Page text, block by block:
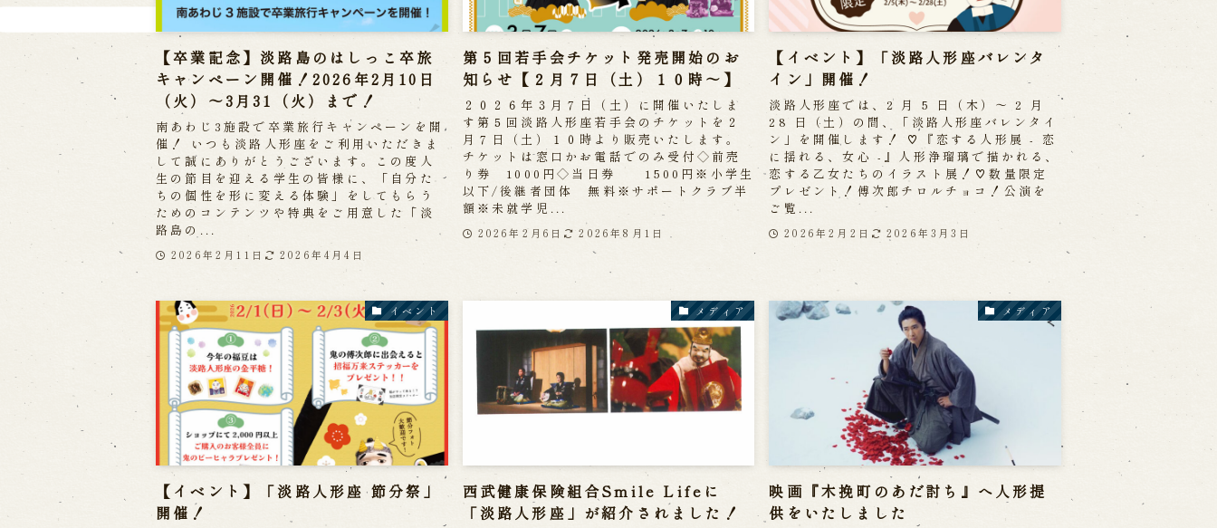
【卒業記念】淡路島のはしっこ卒旅
キャンペーン開催！2026年2月10日
（火）～3月31（火）まで！
南あわじ3施設で卒業旅行キャンペーンを開
催！ いつも淡路人形座をご利用いただきま
して誠にありがとうございます。この度人
生の節目を迎える学生の皆様に、「自分た
ちの個性を形に変える体験」をしてもらう
ためのコンテンツや特典をご用意した「淡
路島の...
2026年2月11日 2026年4月4日
第５回若手会チケット発売開始のお
知らせ【２月７日（土）１０時～】
２０２６年３月７日（土）に開催いたしま
す第５回淡路人形座若手会のチケットを２
月７日（土）１０時より販売いたします。
チケットは窓口かお電話でのみ受付◇前売
り券 1000円◇当日券 1500円※小学生
以下/後継者団体 無料※サポートクラブ半
額※未就学児...
2026年2月6日 2026年8月1日
【イベント】「淡路人形座バレンタ
イン」開催！
淡路人形座では、2 月 5 日（木）～ 2 月
28 日（土）の間、「淡路人形座バレンタイ
ン」を開催します！ ♡『恋する人形展 - 恋
に揺れる、女心 -』人形浄瑠璃で描かれる、
恋する乙女たちのイラスト展！♡数量限定
プレゼント！傅次郎チロルチョコ！公演を
ご覧...
2026年2月2日 2026年3月3日
イベント
【イベント】「淡路人形座 節分祭」
開催！
メディア
西武健康保険組合Smile Lifeに
「淡路人形座」が紹介されました！
メディア
映画『木挽町のあだ討ち』へ人形提
供をいたしました